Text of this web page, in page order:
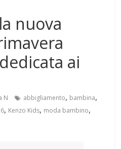
nuova
ai
N abbigliamento, bambina,
, Kenzo Kids, moda bambino,